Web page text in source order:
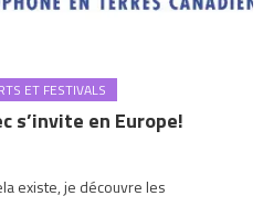
ET FESTIVALS
s’invite en Europe!
existe, je découvre les